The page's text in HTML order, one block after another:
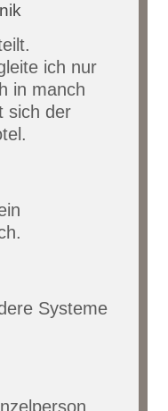
ich nur
in manch
sich der
Systeme